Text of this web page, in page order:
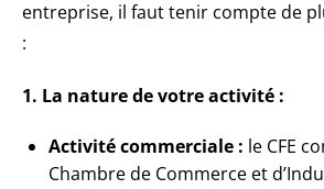
entreprise, il faut tenir compte de
:
1. La nature de votre activité :
Activité commerciale : le CFE
Chambre de Commerce et